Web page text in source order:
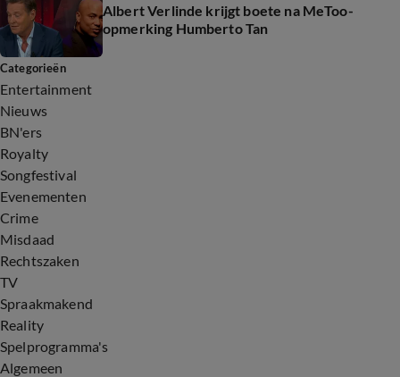
Albert Verlinde krijgt boete na MeToo-
opmerking Humberto Tan
Categorieën
Entertainment
Nieuws
BN'ers
Royalty
Songfestival
Evenementen
Crime
Misdaad
Rechtszaken
TV
Spraakmakend
Reality
Spelprogramma's
Algemeen